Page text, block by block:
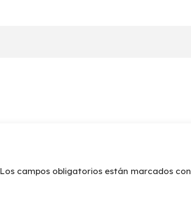
Los campos obligatorios están marcados con